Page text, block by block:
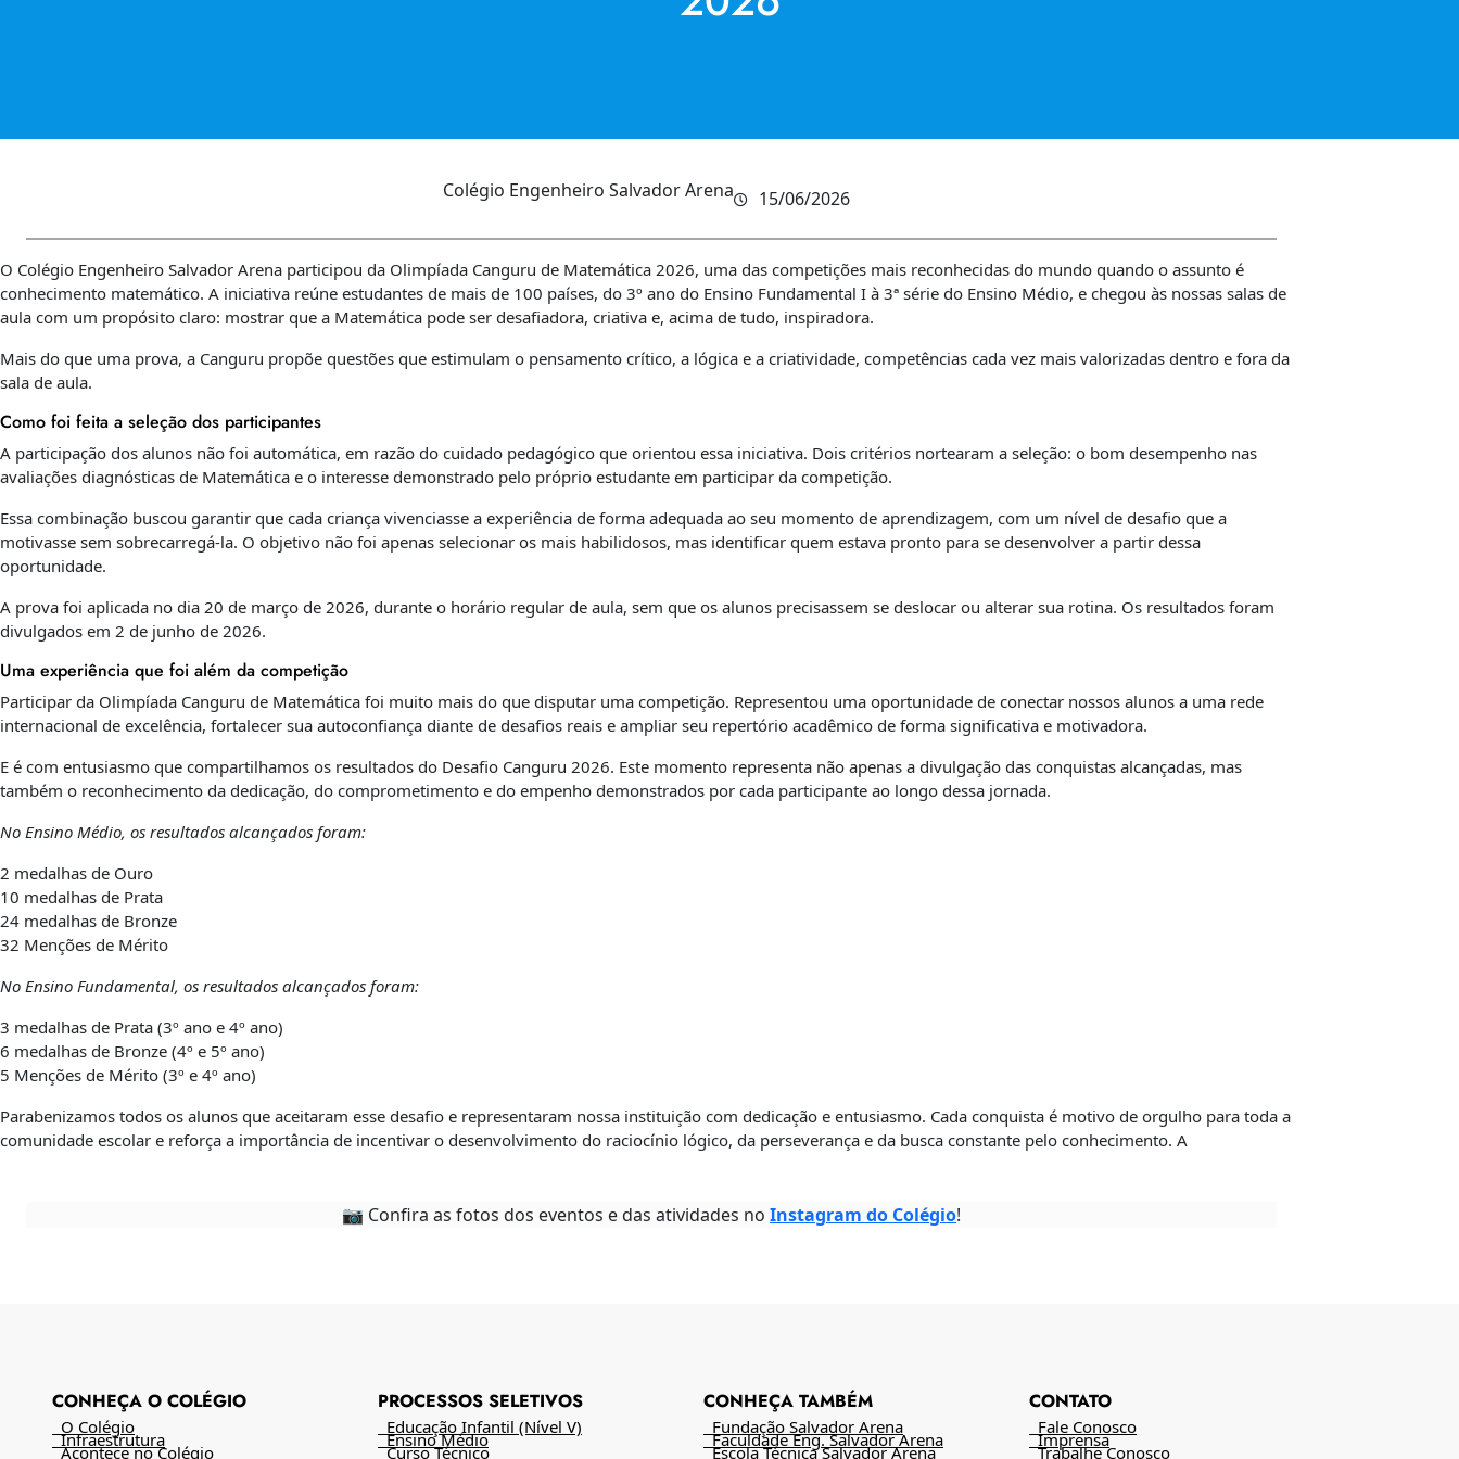
Colégio Engenheiro Salvador Arena 15/06/2026
O Colégio Engenheiro Salvador Arena participou da Olimpíada Canguru de Matemática 2026, uma das competições mais reconhecidas do mundo quando o assunto é
conhecimento matemático. A iniciativa reúne estudantes de mais de 100 países, do 3º ano do Ensino Fundamental I à 3ª série do Ensino Médio, e chegou às nossas salas de
aula com um propósito claro: mostrar que a Matemática pode ser desafiadora, criativa e, acima de tudo, inspiradora.
Mais do que uma prova, a Canguru propõe questões que estimulam o pensamento crítico, a lógica e a criatividade, competências cada vez mais valorizadas dentro e fora da
sala de aula.
Como foi feita a seleção dos participantes
A participação dos alunos não foi automática, em razão do cuidado pedagógico que orientou essa iniciativa. Dois critérios nortearam a seleção: o bom desempenho nas
avaliações diagnósticas de Matemática e o interesse demonstrado pelo próprio estudante em participar da competição.
Essa combinação buscou garantir que cada criança vivenciasse a experiência de forma adequada ao seu momento de aprendizagem, com um nível de desafio que a
motivasse sem sobrecarregá-la. O objetivo não foi apenas selecionar os mais habilidosos, mas identificar quem estava pronto para se desenvolver a partir dessa
oportunidade.
A prova foi aplicada no dia 20 de março de 2026, durante o horário regular de aula, sem que os alunos precisassem se deslocar ou alterar sua rotina. Os resultados foram
divulgados em 2 de junho de 2026.
Uma experiência que foi além da competição
Participar da Olimpíada Canguru de Matemática foi muito mais do que disputar uma competição. Representou uma oportunidade de conectar nossos alunos a uma rede
internacional de excelência, fortalecer sua autoconfiança diante de desafios reais e ampliar seu repertório acadêmico de forma significativa e motivadora.
E é com entusiasmo que compartilhamos os resultados do Desafio Canguru 2026. Este momento representa não apenas a divulgação das conquistas alcançadas, mas
também o reconhecimento da dedicação, do comprometimento e do empenho demonstrados por cada participante ao longo dessa jornada.
No Ensino Médio, os resultados alcançados foram:
2 medalhas de Ouro
10 medalhas de Prata
24 medalhas de Bronze
32 Menções de Mérito
No Ensino Fundamental, os resultados alcançados foram:
3 medalhas de Prata (3º ano e 4º ano)
6 medalhas de Bronze (4º e 5º ano)
5 Menções de Mérito (3º e 4º ano)
Parabenizamos todos os alunos que aceitaram esse desafio e representaram nossa instituição com dedicação e entusiasmo. Cada conquista é motivo de orgulho para toda a
comunidade escolar e reforça a importância de incentivar o desenvolvimento do raciocínio lógico, da perseverança e da busca constante pelo conhecimento. A
📷 Confira as fotos dos eventos e das atividades no Instagram do Colégio!
CONHEÇA O COLÉGIO
O Colégio
Infraestrutura
Acontece no Colégio
PROCESSOS SELETIVOS
Educação Infantil (Nível V)
Ensino Médio
Curso Técnico
CONHEÇA TAMBÉM
Fundação Salvador Arena
Faculdade Eng. Salvador Arena
Escola Técnica Salvador Arena
CONTATO
Fale Conosco
Imprensa
Trabalhe Conosco